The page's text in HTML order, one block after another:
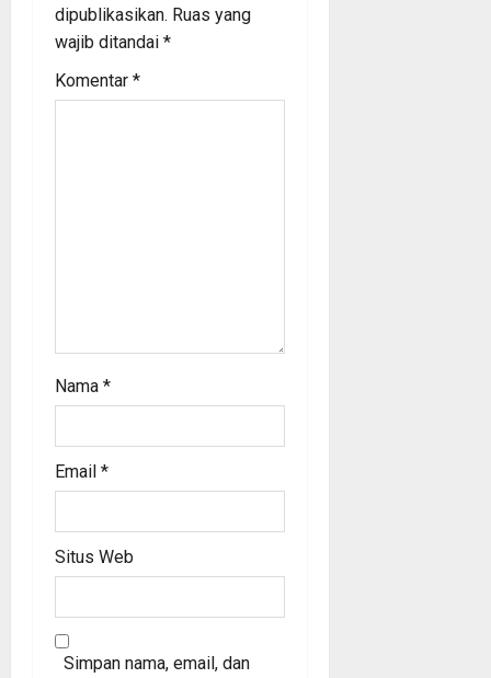
g
a
dipublikasikan. Ruas yang
wajib ditandai *
Komentar *
Nama *
Email *
Situs Web
Simpan nama, email, dan